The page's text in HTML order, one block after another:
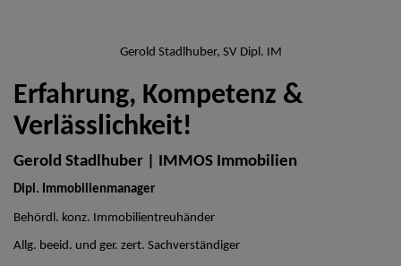
Gerold Stadlhuber, SV Dipl. IM
Erfahrung, Kompetenz &
Verlässlichkeit!
Gerold Stadlhuber | IMMOS Immobilien
Dipl. Immobilienmanager
Behördl. konz. Immobilientreuhänder
Allg. beeid. und ger. zert. Sachverständiger